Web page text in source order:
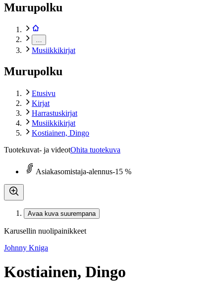
Murupolku
Musiikkikirjat
Murupolku
Etusivu
Kirjat
Harrastuskirjat
Musiikkikirjat
Kostiainen, Dingo
Tuotekuvat- ja videotOhita tuotekuva
Asiakasomistaja-alennus-15 %
Avaa kuva suurempana
Karusellin nuolipainikkeet
Johnny Kniga
Kostiainen, Dingo